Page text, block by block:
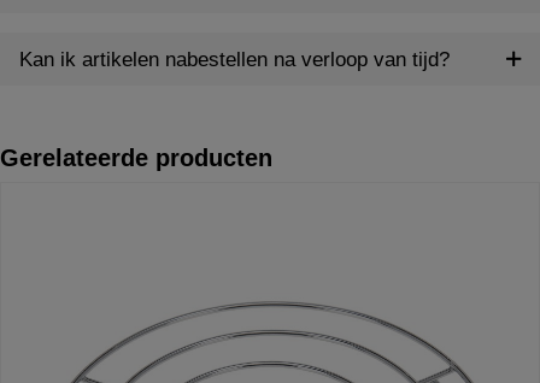
Kan ik artikelen nabestellen na verloop van tijd?
Gerelateerde producten